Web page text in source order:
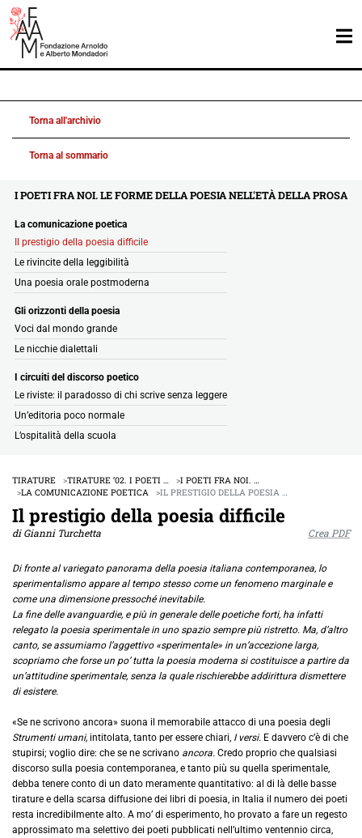
Torna all'archivio
Torna al sommario
I POETI FRA NOI. LE FORME DELLA POESIA NELL'ETÀ DELLA PROSA
La comunicazione poetica
Il prestigio della poesia difficile
Le rivincite della leggibilità
Una poesia orale postmoderna
Gli orizzonti della poesia
Voci dal mondo grande
Le nicchie dialettali
I circuiti del discorso poetico
Le riviste: il paradosso di chi scrive senza leggere
Un’editoria poco normale
L’ospitalità della scuola
TIRATURE TIRATURE ’02. I POETI …
I POETI FRA NOI. …
LA COMUNICAZIONE POETICA
IL PRESTIGIO DELLA POESIA …
Il prestigio della poesia difficile
di Gianni Turchetta Crea PDF
Di fronte al variegato panorama della poesia italiana contemporanea, lo
sperimentalismo appare al tempo stesso come un fenomeno marginale e
come una dimensione pressoché inevitabile.
La fine delle avanguardie, e più in generale delle poetiche forti, ha infatti
relegato la poesia sperimentale in uno spazio sempre più ristretto. Ma, d’altro
canto, se assumiamo l’aggettivo «sperimentale» in un’accezione larga,
scopriamo che forse un po’ tutta la poesia moderna si costituisce a partire da
un’attitudine sperimentale, senza la quale rischierebbe addirittura dismettere
di esistere.
«Se ne scrivono ancora» suona il memorabile attacco di una poesia degli
Strumenti umani, intitolata, tanto per essere chiari, I versi. E davvero c’è di che
stupirsi; voglio dire: che se ne scrivano ancora. Credo proprio che qualsiasi
discorso sulla poesia contemporanea, e tanto più su quella sperimentale,
debba tenere conto di un dato meramente quantitativo: al di là delle basse
tirature e della scarsa diffusione dei libri di poesia, in Italia il numero dei poeti
resta incredibilmente alto. A mo’ di esperimento, ho provato a fare un regesto
approssimato ma selettivo dei poeti pubblicati nell’ultimo ventennio circa,